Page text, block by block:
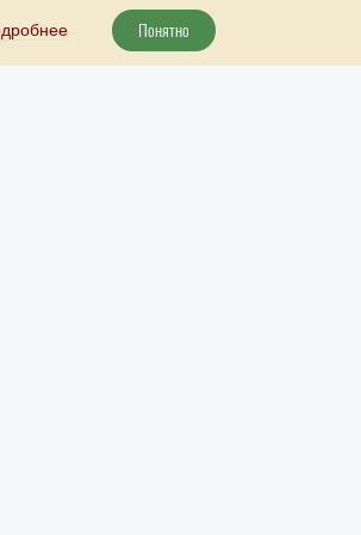
Понятно